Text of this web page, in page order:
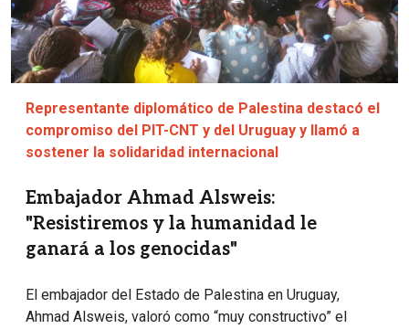
Representante diplomático de Palestina destacó el
compromiso del PIT-CNT y del Uruguay y llamó a
sostener la solidaridad internacional
Embajador Ahmad Alsweis:
"Resistiremos y la humanidad le
ganará a los genocidas"
El embajador del Estado de Palestina en Uruguay,
Ahmad Alsweis, valoró como “muy constructivo” el